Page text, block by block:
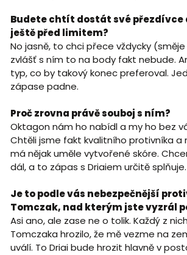
Budete chtít dostát své přezdívce
ještě před limitem?
No jasně, to chci přece vždycky (směje
zvlášť s ním to na body fakt nebude.
typ, co by takový konec preferoval.
zápase padne.
Proč zrovna právě souboj s ním?
Oktagon nám ho nabídl a my ho bez
Chtěli jsme fakt kvalitního protivníka a
má nějak uměle vytvořené skóre.
dál, a to zápas s Driaiem určitě splňuje.
Je to podle vás nebezpečnější
Tomczak, nad kterým jste vyzrál
Asi ano, ale zase ne o tolik. Každý z
Tomczaka hrozilo, že mě vezme na
uválí. To Driai bude hrozit hlavně v